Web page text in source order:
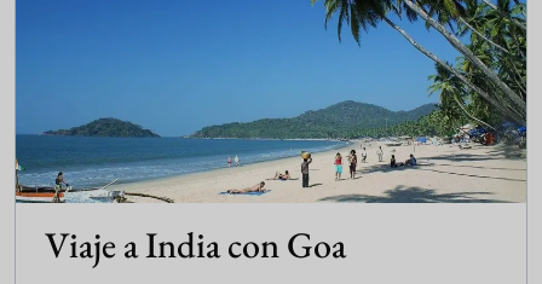
Viaje a India con Goa